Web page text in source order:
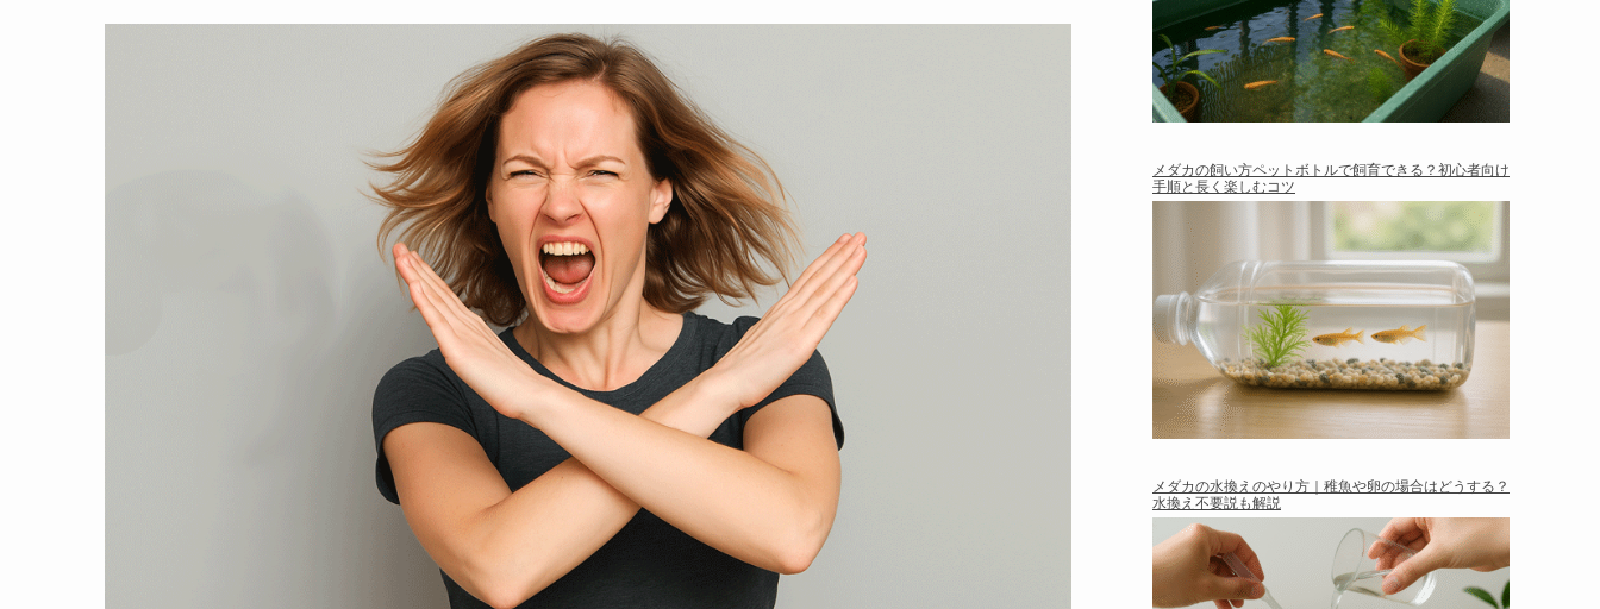
メダカの飼い方ペットボトルで飼育できる？初心者向け
手順と長く楽しむコツ
メダカの水換えのやり方｜稚魚や卵の場合はどうする？
水換え不要説も解説